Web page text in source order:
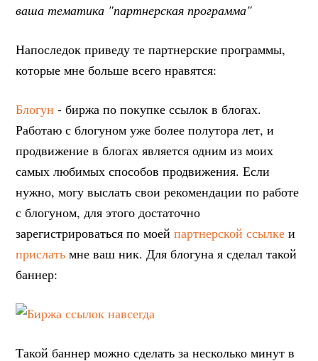
ваша тематика "партнерская программа"
Напоследок приведу те партнерские программы,
которые мне больше всего нравятся:
Блогун - биржа по покупке ссылок в блогах.
Работаю с блогуном уже более полутора лет, и
продвижение в блогах является одним из моих
самых любимых способов продвижения. Если
нужно, могу выслать свои рекомендации по работе
с блогуном, для этого достаточно
зарегистрироваться по моейпартнерской ссылке и
прислать мне ваш ник. Для блогуна я сделал такой
баннер:
Такой баннер можно сделать за несколько минут в